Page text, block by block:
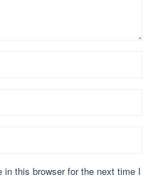
this browser for the next time I